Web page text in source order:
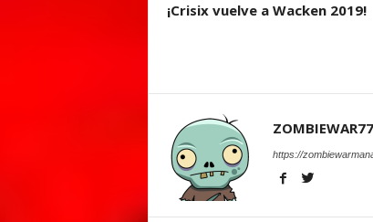
¡Crisix vuelve a Wacken 2019!
ZOMBIEWAR77
https://